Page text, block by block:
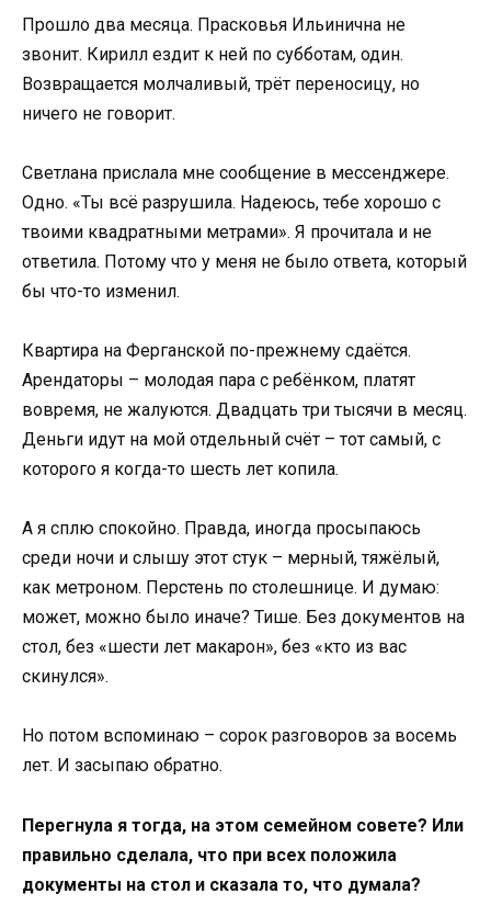
Прошло два месяца. Прасковья Ильинична не
звонит. Кирилл ездит к ней по субботам, один.
Возвращается молчаливый, трёт переносицу, но
ничего не говорит.
Светлана прислала мне сообщение в мессенджере.
Одно. «Ты всё разрушила. Надеюсь, тебе хорошо с
твоими квадратными метрами». Я прочитала и не
ответила. Потому что у меня не было ответа, который
бы что-то изменил.
Квартира на Ферганской по-прежнему сдаётся.
Арендаторы – молодая пара с ребёнком, платят
вовремя, не жалуются. Двадцать три тысячи в месяц.
Деньги идут на мой отдельный счёт – тот самый, с
которого я когда-то шесть лет копила.
А я сплю спокойно. Правда, иногда просыпаюсь
среди ночи и слышу этот стук – мерный, тяжёлый,
как метроном. Перстень по столешнице. И думаю:
может, можно было иначе? Тише. Без документов на
стол, без «шести лет макарон», без «кто из вас
скинулся».
Но потом вспоминаю – сорок разговоров за восемь
лет. И засыпаю обратно.
Перегнула я тогда, на этом семейном совете? Или
правильно сделала, что при всех положила
документы на стол и сказала то, что думала?